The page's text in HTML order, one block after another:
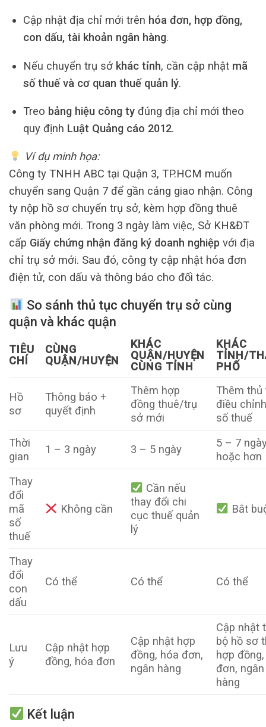
Cập nhật địa chỉ mới trên hóa đơn, hợp đồng,
con dấu, tài khoản ngân hàng.
Nếu chuyển trụ sở khác tỉnh, cần cập nhật mã
số thuế và cơ quan thuế quản lý.
Treo bảng hiệu công tyđúng địa chỉ mới theo
quy định Luật Quảng cáo 2012.
Ví dụ minh họa:
Công ty TNHH ABC tại Quận 3, TP.HCM muốn
chuyển sang Quận 7 để gần cảng giao nhận. Công
ty nộp hồ sơ chuyển trụ sở, kèm hợp đồng thuê
văn phòng mới. Trong 3 ngày làm việc, Sở KH&ĐT
cấp Giấy chứng nhận đăng ký doanh nghiệp với địa
chỉ trụ sở mới. Sau đó, công ty cập nhật hóa đơn
điện tử, con dấu và thông báo cho đối tác.
So sánh thủ tục chuyển trụ sở cùng
quận và khác quận
TIÊU
CHÍ
CÙNG
QUẬN/HUYỆN
KHÁC
QUẬN/HUYỆN
CÙNG TỈNH
KHÁC
TỈNH/
PHỐ
Hồ
sơ
Thông báo +
quyết định
Thêm hợp
đồng thuê/trụ
sở mới
Thêm thủ
điều
số thuế
Thời
gian
1 – 3 ngày 3 – 5 ngày
5 – 7
hoặc hơn
Thay
đổi
mã
số
thuế
Không cần
Cần nếu
thay đổi chi
cục thuế quản
lý
Bắt
Thay
đổi
con
dấu
Có thể Có thể Có thể
Lưu
ý
Cập nhật hợp
đồng, hóa đơn
Cập nhật hợp
đồng, hóa đơn,
ngân hàng
Cập nhật
bộ hồ sơ
hợp
đơn, ngân
hàng
Kết luận